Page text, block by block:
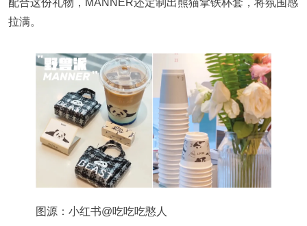
配合这份礼物，MANNER还定制出熊猫拿铁杯套，将氛围感
拉满。
图源：小红书@吃吃吃憨人